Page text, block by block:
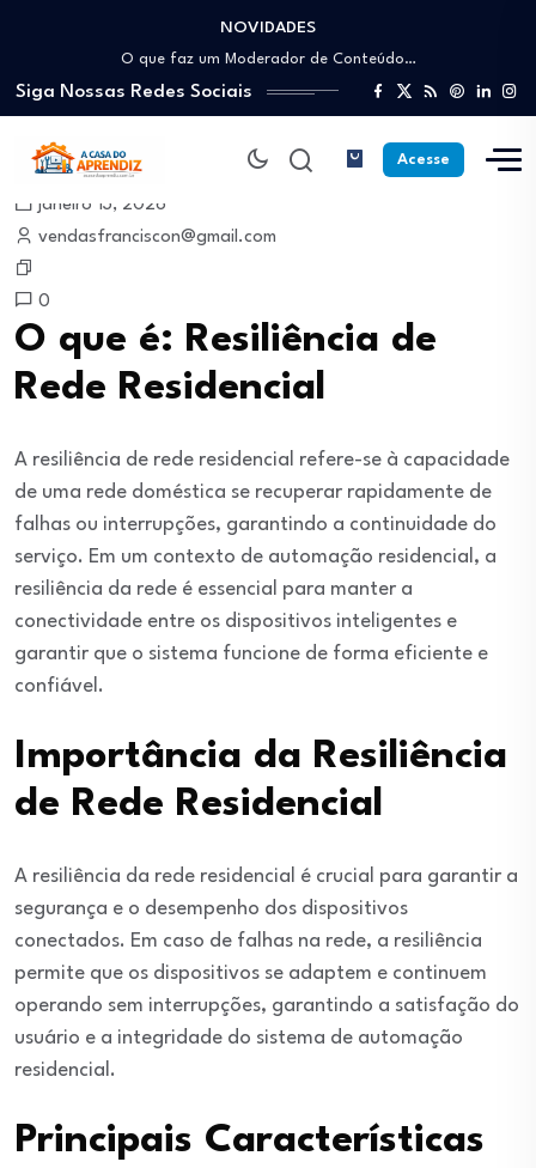
NOVIDADES
Como trabalhar como Estoquista: O guia para…
O que faz um Moderador de Conteúdo…
Como ser um Afiliado de Sucesso trabalhando…
Como dar Aulas Particulares Online e viver…
Profissão Instalador Solar: Como entrar no mercado…
Como trabalhar como Estoquista: O guia para…
O que faz um Moderador de Conteúdo…
Como ser um Afiliado de Sucesso trabalhando…
Siga Nossas Redes Sociais
Acesse
janeiro 13, 2026
vendasfranciscon@gmail.com
0
O que é: Resiliência de
Rede Residencial
A resiliência de rede residencial refere-se à capacidade
de uma rede doméstica se recuperar rapidamente de
falhas ou interrupções, garantindo a continuidade do
serviço. Em um contexto de automação residencial, a
resiliência da rede é essencial para manter a
conectividade entre os dispositivos inteligentes e
garantir que o sistema funcione de forma eficiente e
confiável.
Importância da Resiliência
de Rede Residencial
A resiliência da rede residencial é crucial para garantir a
segurança e o desempenho dos dispositivos
conectados. Em caso de falhas na rede, a resiliência
permite que os dispositivos se adaptem e continuem
operando sem interrupções, garantindo a satisfação do
usuário e a integridade do sistema de automação
residencial.
Principais Características